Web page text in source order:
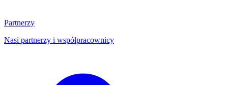
Partnerzy
Nasi partnerzy i współpracownicy